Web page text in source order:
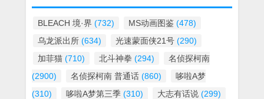
BLEACH 境·界 (732) MS动画图鉴 (478)
乌龙派出所 (634) 光速蒙面侠21号 (290)
加菲猫 (710) 北斗神拳 (294)
名侦探柯南
(2900)
名侦探柯南 普通话 (860)
哆啦A梦
(310)
哆啦A梦第三季 (310) 大志有话说 (299)